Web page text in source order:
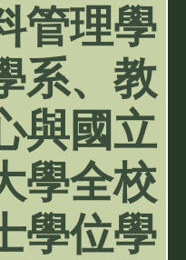
管理學
系、教
與國立
學全校
學位學